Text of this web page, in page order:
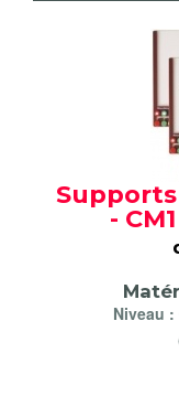
-
Niveau :